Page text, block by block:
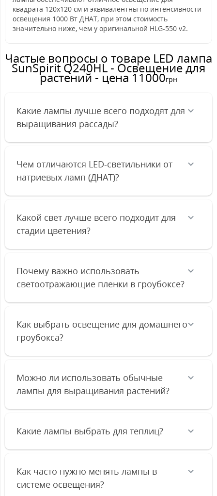
квадрата 120х120 см и эквивалентны по интенсивности
освещения 1000 Вт ДНАТ, при этом стоимость
значительно ниже, чем у оригинальной HLG-550 v2.
Частые вопросы о товаре LED лампа
SunSpirit Q240HL - Освещение для
растений - цена 11000грн
Какие лампы лучше всего подходят для
выращивания рассады?
Чем отличаются LED-светильники от
натриевых ламп (ДНАТ)?
Какой свет лучше всего подходит для
стадии цветения?
Почему важно использовать
светоотражающие пленки в гроубоксе?
Как выбрать освещение для домашнего
гроубокса?
Можно ли использовать обычные
лампы для выращивания растений?
Какие лампы выбрать для теплиц?
Как часто нужно менять лампы в
системе освещения?